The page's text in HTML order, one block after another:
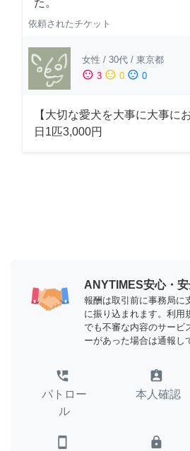
た。
依頼されたチケット
女性 / 30代 / 東京都
sentiment_satisfied 3 sentiment_neutral 0 sentiment_dissatisfied 0
【大切な愛犬を大事に大事に
日1匹3,000円
ANYTIMES安心・
報酬は取引前に事務局に
に振り込まれます。利用
でも不審な内容のサービ
ーがあった場合は通報し
perm_phone_msg
パトロー
ル
assignment_ind
本人確認
smartphone lock